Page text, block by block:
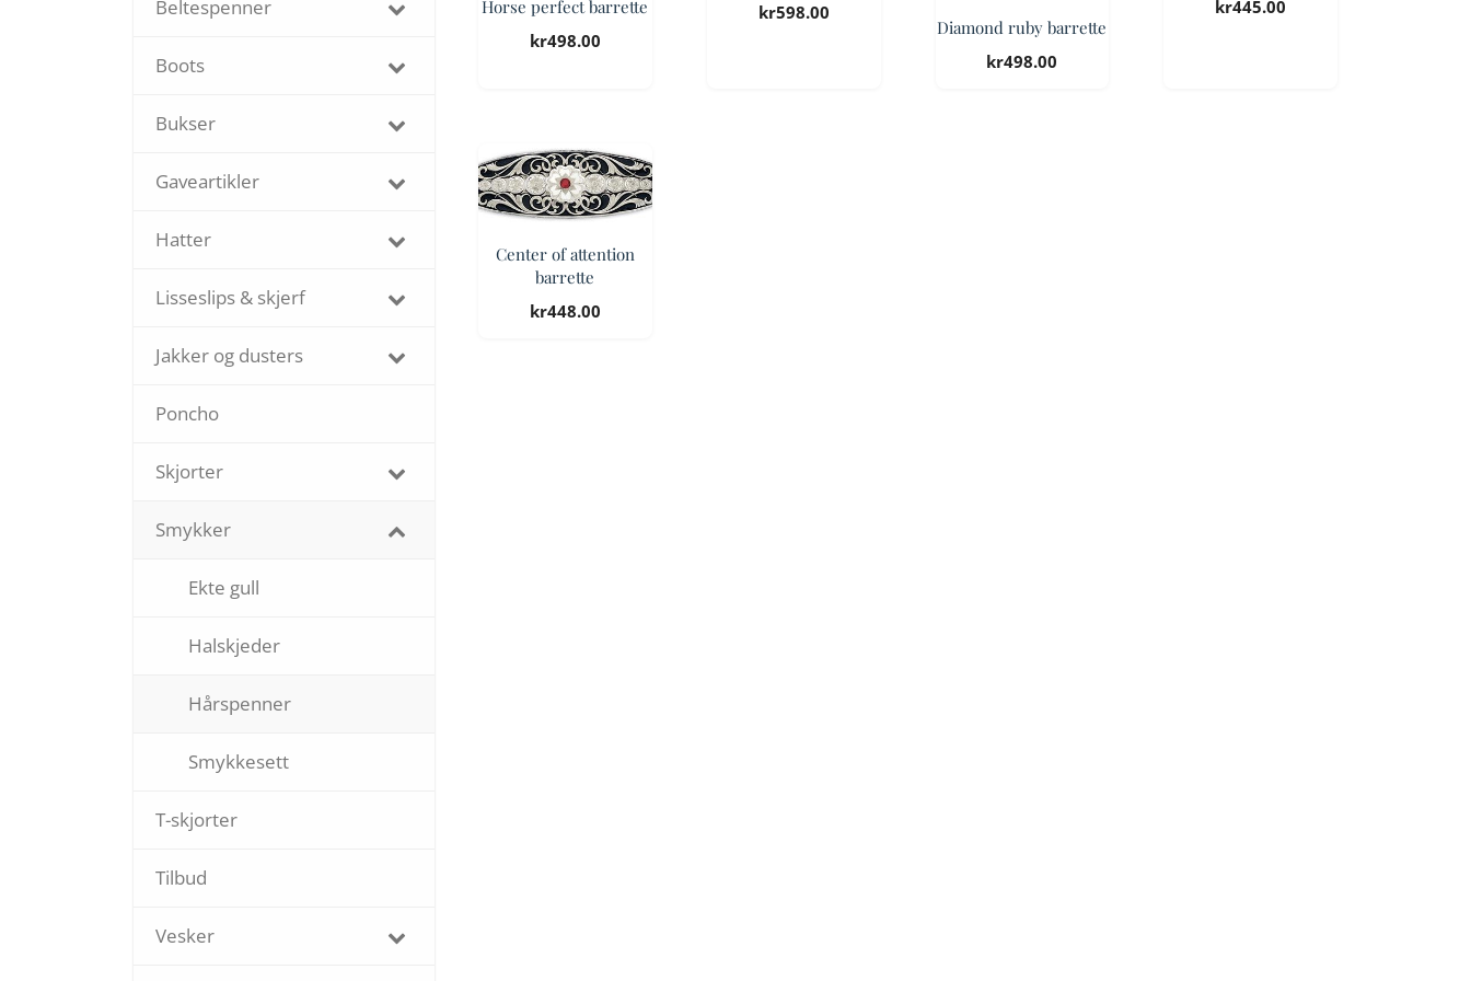
Horse perfect barrette
kr498.00
kr598.00
Diamond ruby barrette
kr498.00
kr445.00
Center of attention
barrette
kr448.00
Beltespenner
Boots
Bukser
Gaveartikler
Hatter
Lisseslips & skjerf
Jakker og dusters
Poncho
Skjorter
Smykker
Ekte gull
Halskjeder
Hårspenner
Smykkesett
T-skjorter
Tilbud
Vesker